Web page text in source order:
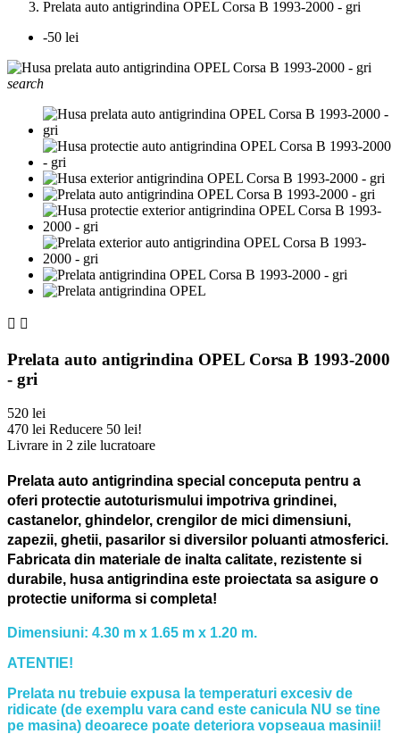
Prelata auto antigrindina OPEL Corsa B 1993-2000 - gri
-50 lei
search
 
Prelata auto antigrindina OPEL Corsa B 1993-2000
- gri
520 lei
470 lei Reducere 50 lei!
Livrare in 2 zile lucratoare
Prelata auto antigrindina special conceputa pentru a
oferi protectie autoturismului impotriva grindinei,
castanelor, ghindelor, crengilor de mici dimensiuni,
zapezii, ghetii, pasarilor si diversilor poluanti atmosferici.
Fabricata din materiale de inalta calitate, rezistente si
durabile, husa antigrindina este proiectata sa asigure o
protectie uniforma si completa!
Dimensiuni: 4.30 m x 1.65 m x 1.20 m.
ATENTIE!
Prelata nu trebuie expusa la temperaturi excesiv de
ridicate (de exemplu vara cand este canicula NU se tine
pe masina) deoarece poate deteriora vopseaua masinii!